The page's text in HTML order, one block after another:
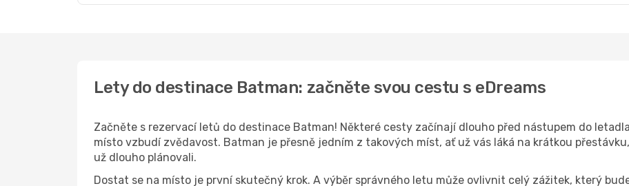
Lety do destinace Batman: začněte svou cestu s eDreams
Začněte s rezervací letů do destinace Batman! Některé cesty začínají dlouho před nástupem do
místo vzbudí zvědavost. Batman je přesně jedním z takových míst, ať už vás láká na krátkou
už dlouho plánovali.
Dostat se na místo je první skutečný krok. A výběr správného letu může ovlivnit celý zážitek, který